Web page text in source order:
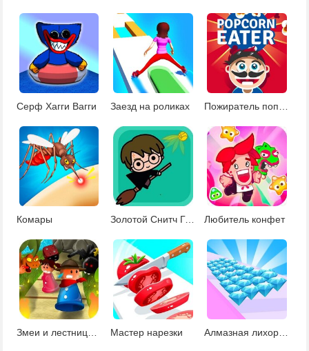
Серф Хагги Вагги Заезд на роликах Пожиратель попкорна
Комары Золотой Снитч Гарри Поттера Любитель конфет
Мастер нарезки Алмазная лихорадка